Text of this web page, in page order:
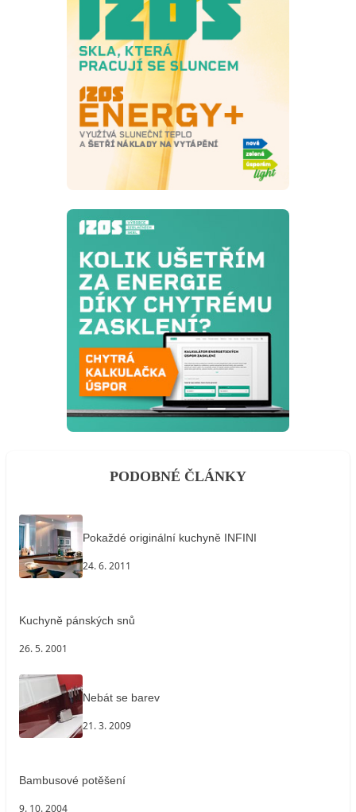
PODOBNÉ ČLÁNKY
Pokaždé originální kuchyně INFINI
24. 6. 2011
Kuchyně pánských snů
26. 5. 2001
Nebát se barev
21. 3. 2009
Bambusové potěšení
9. 10. 2004